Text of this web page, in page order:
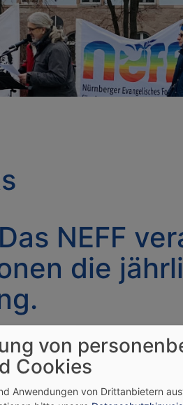
NEFF
die
in
Spätestens seit Anfang der
von
Cookies
Anwendungen von Drittanbietern